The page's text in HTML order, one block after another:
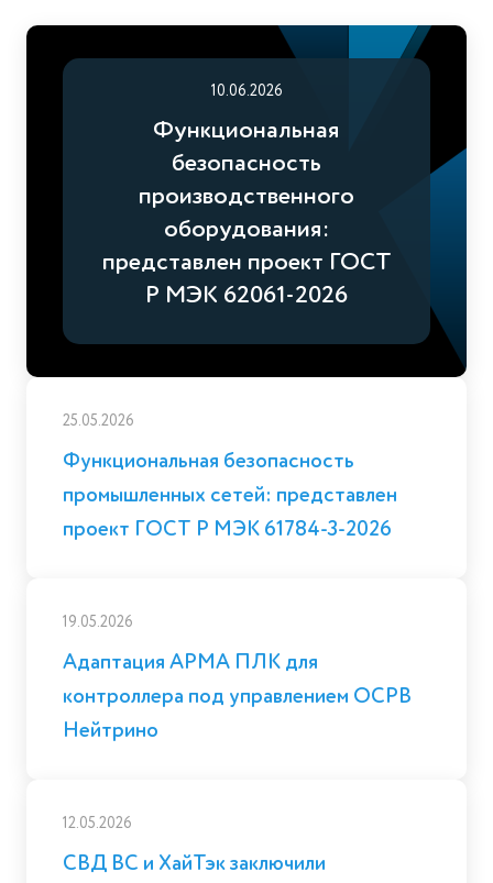
10.06.2026
Функциональная
безопасность
производственного
оборудования:
представлен проект ГОСТ
Р МЭК 62061-2026
25.05.2026
Функциональная безопасность
промышленных сетей: представлен
проект ГОСТ Р МЭК 61784-3-2026
19.05.2026
Адаптация АРМА ПЛК для
контроллера под управлением ОСРВ
Нейтрино
12.05.2026
СВД ВС и ХайТэк заключили